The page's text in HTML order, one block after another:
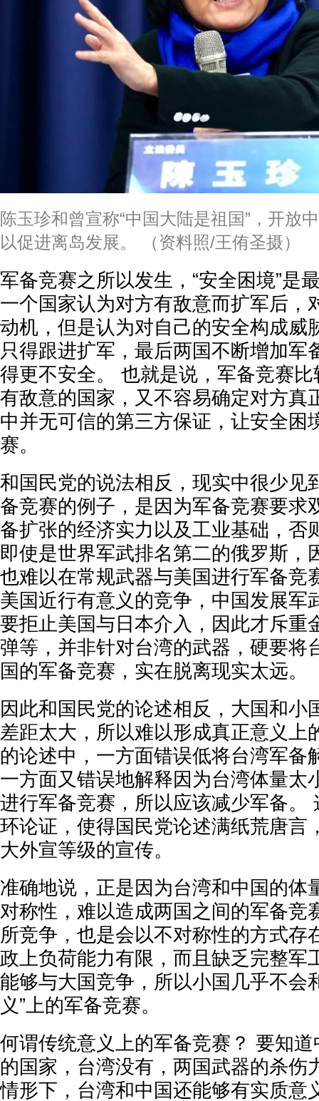
陈玉珍和曾宣称“中国大陆是祖国”，开放
以促进离岛发展。 （资料照/王侑圣摄）
军备竞赛之所以发生，“安全困境”是
一个国家认为对方有敌意而扩军后，
动机，但是认为对自己的安全构成威
只得跟进扩军，最后两国不断增加军
得更不安全。 也就是说，军备竞赛
有敌意的国家，又不容易确定对方真
中并无可信的第三方保证，让安全困
赛。
和国民党的说法相反，现实中很少见
备竞赛的例子，是因为军备竞赛要求
备扩张的经济实力以及工业基础，否
即使是世界军武排名第二的俄罗斯，
也难以在常规武器与美国进行军备竞
美国近行有意义的竞争，中国发展军
要拒止美国与日本介入，因此才斥重
弹等，并非针对台湾的武器，硬要将
国的军备竞赛，实在脱离现实太远。
因此和国民党的论述相反，大国和小
差距太大，所以难以形成真正意义上
的论述中，一方面错误低将台湾军备
一方面又错误地解释因为台湾体量太
进行军备竞赛，所以应该减少军备。
环论证，使得国民党论述满纸荒唐言
大外宣等级的宣传。
准确地说，正是因为台湾和中国的体
对称性，难以造成两国之间的军备竞
所竞争，也是会以不对称性的方式存
政上负荷能力有限，而且缺乏完整军
能够与大国竞争，所以小国几乎不会
义”上的军备竞赛。
何谓传统意义上的军备竞赛？ 要知
的国家，台湾没有，两国武器的杀伤
情形下，台湾和中国还能够有实质意